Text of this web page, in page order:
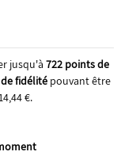
jusqu'à 722points de
fidélitépouvant être
€.